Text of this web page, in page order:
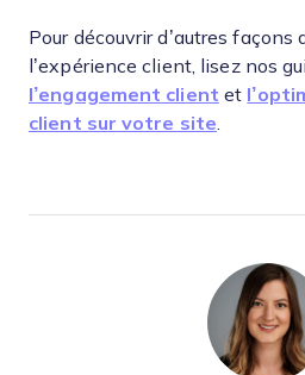
Pour découvrir d’autres façons
l’expérience client, lisez nos
l’engagement client et
client sur votre site